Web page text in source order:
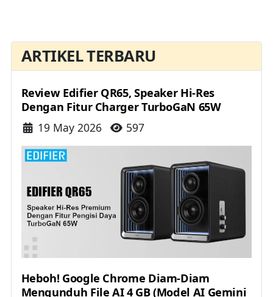
ARTIKEL TERBARU
Review Edifier QR65, Speaker Hi-Res
Dengan Fitur Charger TurboGaN 65W
Details
19 May 2026 597
Heboh! Google Chrome Diam-Diam
Mengunduh File AI 4 GB (Model AI Gemini